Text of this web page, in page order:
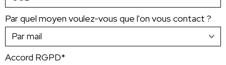
Par quel moyen voulez-vous que l'on vous contact ?
Accord RGPD*